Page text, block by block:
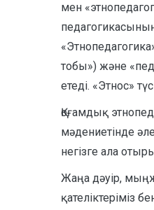
мен
тобы») және
етеді. «Этнос»
Қоғамдық
мәдениетінде
негізге ала
Жаңа дәуір,
қателіктеріміз